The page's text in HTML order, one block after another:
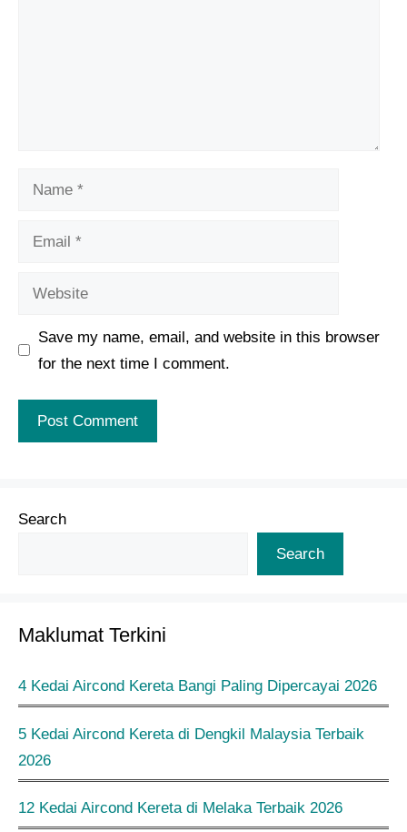
Name
Email
Website
Save my name, email, and website in this browser
for the next time I comment.
Search
Search
Maklumat Terkini
4 Kedai Aircond Kereta Bangi Paling Dipercayai 2026
5 Kedai Aircond Kereta di Dengkil Malaysia Terbaik
2026
12 Kedai Aircond Kereta di Melaka Terbaik 2026